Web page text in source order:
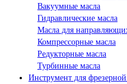
Вакуумные масла
Гидравлические масла
Масла для
Компрессорные масла
Редукторные масла
Турбинные масла
Инструмент для